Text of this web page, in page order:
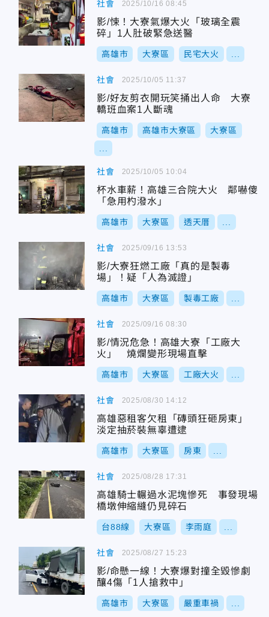
社會
影/悚！大寮氣爆大火「玻璃全震
碎」1人肚破緊急送醫
高雄市 大寮區 民宅大火
2025/10/16 08:45
社會
影/好友剪衣開玩笑捅出人命 大寮
轎班血案1人斷魂
高雄市 高雄市大寮區 大寮區
2025/10/05 11:37
社會
杯水車薪！高雄三合院大火 鄰嚇傻
「急用杓潑水」
高雄市 大寮區 透天厝
2025/10/05 10:04
社會
影/大寮狂燃工廠「真的是製毒
場」！疑「人為滅證」
高雄市 大寮區 製毒工廠
2025/09/16 13:53
社會
影/情況危急！高雄大寮「工廠大
火」 燒爛變形現場直擊
高雄市 大寮區 工廠大火
2025/09/16 08:30
社會
高雄惡租客欠租「磚頭狂砸房東」
淡定抽菸裝無辜遭逮
高雄市 大寮區 房東
2025/08/30 14:12
社會
高雄騎士輾過水泥塊慘死 事發現場
橋墩伸縮縫仍見碎石
台88線 大寮區 李雨庭
2025/08/28 17:31
社會
影/命懸一線！大寮爆對撞全毀慘劇
釀4傷「1人搶救中」
高雄市 大寮區 嚴重車禍
2025/08/27 15:23